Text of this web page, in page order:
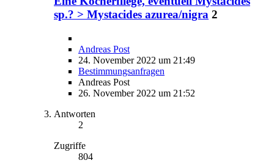
sp.? > Mystacides azurea/nigra 2
Andreas Post
24. November 2022 um 21:49
Bestimmungsanfragen
Andreas Post
26. November 2022 um 21:52
Antworten
2
Zugriffe
804